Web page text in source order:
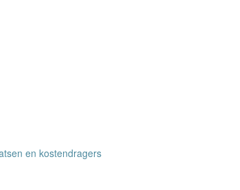
en kostendragers